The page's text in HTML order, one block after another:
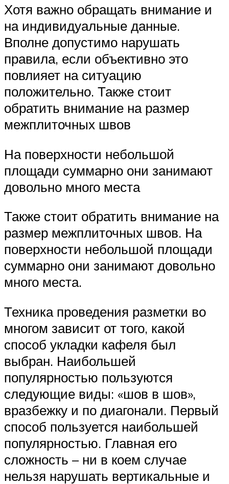
Хотя важно обращать внимание и
на индивидуальные данные.
Вполне допустимо нарушать
правила, если объективно это
повлияет на ситуацию
положительно. Также стоит
обратить внимание на размер
межплиточных швов
На поверхности небольшой
площади суммарно они занимают
довольно много места
Также стоит обратить внимание на
размер межплиточных швов. На
поверхности небольшой площади
суммарно они занимают довольно
много места.
Техника проведения разметки во
многом зависит от того, какой
способ укладки кафеля был
выбран. Наибольшей
популярностью пользуются
следующие виды: «шов в шов»,
вразбежку и по диагонали. Первый
способ пользуется наибольшей
популярностью. Главная его
сложность – ни в коем случае
нельзя нарушать вертикальные и